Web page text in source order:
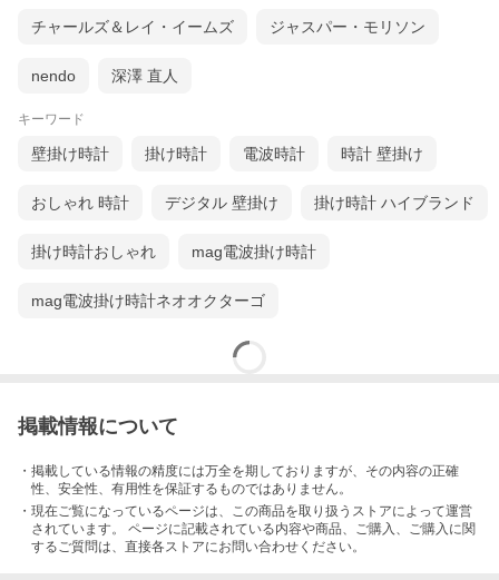
チャールズ＆レイ・イームズ ジャスパー・モリソン
nendo 深澤 直人
キーワード
壁掛け時計 掛け時計 電波時計 時計 壁掛け
おしゃれ 時計 デジタル 壁掛け 掛け時計 ハイブランド
掛け時計おしゃれ mag電波掛け時計
mag電波掛け時計ネオオクターゴ
掲載情報について
・掲載している情報の精度には万全を期しておりますが、その内容の正確
性、安全性、有用性を保証するものではありません。
・現在ご覧になっているページは、この商品を取り扱うストアによって運営
されています。 ページに記載されている内容や商品、ご購入 、ご購入に関
するご質問は、直接各ストアにお問い合わせください。